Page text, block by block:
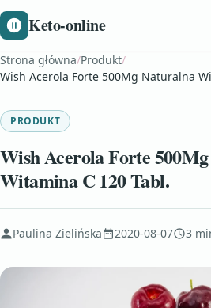
Keto-online
Strona główna/Produkt/
Wish Acerola Forte 500Mg Naturalna
PRODUKT
Wish Acerola Forte
Witamina C 120 Tabl.
Paulina Zielińska 2020-08-07 3